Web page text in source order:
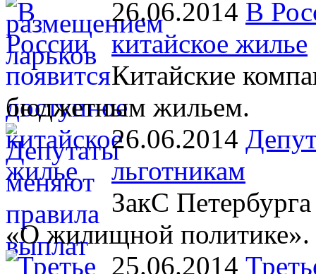
26.06.2014 В
китайское жилье
Китайские
бюджетным жильем.
26.06.2014
льготникам
ЗакС
«О жилищной политике».
25.06.2014